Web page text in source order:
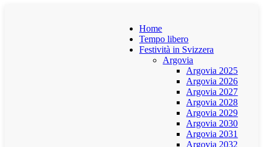
Home
Tempo libero
Festività in Svizzera
Argovia
Argovia 2025
Argovia 2026
Argovia 2027
Argovia 2028
Argovia 2029
Argovia 2030
Argovia 2031
Argovia 2032